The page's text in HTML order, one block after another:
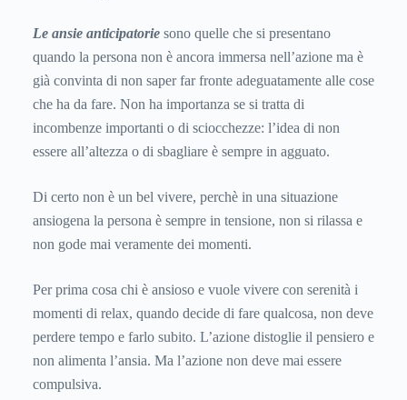
Le ansie anticipatorie sono quelle che si presentano
quando la persona non è ancora immersa nell’azione ma è
già convinta di non saper far fronte adeguatamente alle cose
che ha da fare. Non ha importanza se si tratta di
incombenze importanti o di sciocchezze: l’idea di non
essere all’altezza o di sbagliare è sempre in agguato.
Di certo non è un bel vivere, perchè in una situazione
ansiogena la persona è sempre in tensione, non si rilassa e
non gode mai veramente dei momenti.
Per prima cosa chi è ansioso e vuole vivere con serenità i
momenti di relax, quando decide di fare qualcosa, non deve
perdere tempo e farlo subito. L’azione distoglie il pensiero e
non alimenta l’ansia. Ma l’azione non deve mai essere
compulsiva.